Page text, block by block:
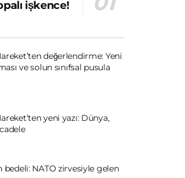
işkence!
değerlendirme: Yeni
ve solun sınıfsal pusula
yeni yazı: Dünya,
bedeli: NATO zirvesiyle gelen